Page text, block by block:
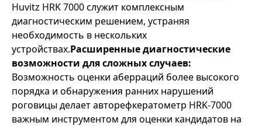
Huvitz HRK 7000 служит комплексным
диагностическим решением, устраняя
необходимость в нескольких
устройствах.Расширенные диагностические
возможности для сложных случаев:
Возможность оценки аберраций более высокого
порядка и обнаружения ранних нарушений
роговицы делает авторефкератометр HRK-7000
важным инструментом для оценки кандидатов на